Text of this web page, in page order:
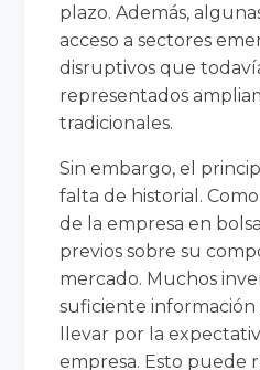
plazo. Además,
acceso a sectores
disruptivos que
representados
tradicionales.
Sin embargo, el
falta de historial.
de la empresa en
previos sobre su
mercado. Muchos
suficiente información
llevar por la
empresa. Esto puede